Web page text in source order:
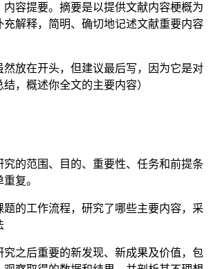
容提要。摘要是以提供文献内容梗概为
充解释，简明、确切地记述文献重要内容
然放在开头，但建议最后写，因为它是对
，概述你全文的主要内容）
的范围、目的、重要性、任务和前提条
复。
的工作流程，研究了哪些主要内容，采
之后重要的新发现、新成果及价值，包